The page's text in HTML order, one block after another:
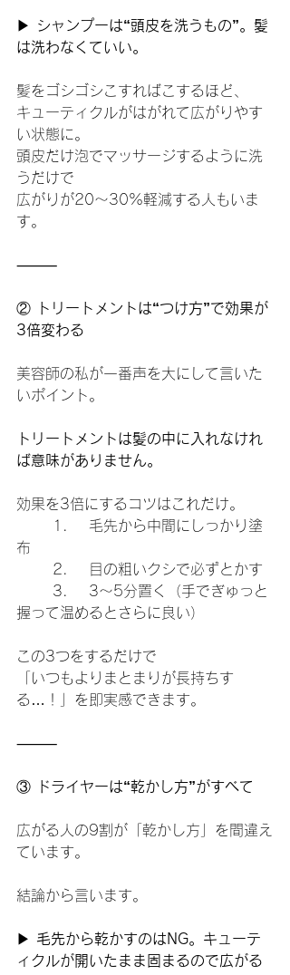
▶
シャンプーは“頭皮を洗うもの”。髪
は洗わなくていい。
髪をゴシゴシこすればこするほど、
キューティクルがはがれて広がりやす
い状態に。
頭皮だけ泡でマッサージするように洗
うだけで
広がりが20〜30%軽減する人もいま
す。
⸻
② トリートメントは“つけ方”で効果が
3倍変わる
美容師の私が一番声を大にして言いた
いポイント。
トリートメントは髪の中に入れなけれ
ば意味がありません。
効果を3倍にするコツはこれだけ。
布
	2.	目の粗いクシで必ずとかす
握って温めるとさらに良い）
この3つをするだけで
「いつもよりまとまりが長持ちす
る…！」を即実感できます。
⸻
③ ドライヤーは“乾かし方”がすべて
広がる人の9割が「乾かし方」を間違え
ています。
結論から言います。
▶ 毛先から乾かすのはNG。キューテ
ィクルが開いたまま固まるので広がる